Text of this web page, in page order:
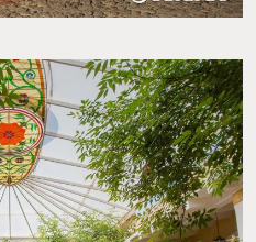
FOTO: HACIENDA SOLTEPEC